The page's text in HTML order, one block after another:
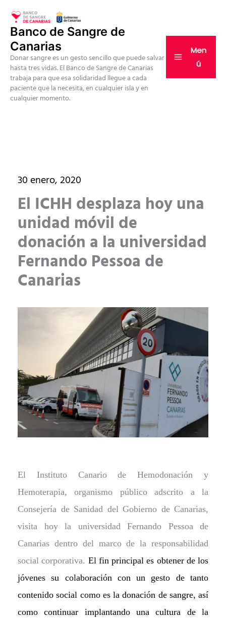
contenido
Banco de Sangre de
Canarias
Donar sangre es un gesto sencillo que puede salvar
hasta tres vidas. El Banco de Sangre de Canarias
trabaja para que esa solidaridad llegue a cada
paciente que la necesita, en cualquier isla y en
cualquier momento.
Men
ú
30 enero, 2020
El ICHH desplaza hoy una
unidad móvil de
donación a la universidad
Fernando Pessoa de
Canarias
El Instituto Canario de Hemodonación y
Hemoterapia, organismo público adscrito a la
Consejería de Sanidad del Gobierno de Canarias,
visita hoy la universidad Fernando Pessoa de
Canarias dentro del marco de la responsabilidad
social corporativa. El fin principal es obtener de los
jóvenes su colaboración con un gesto de tanto
contenido social como es la donación de sangre, así
como continuar implantando una cultura de la